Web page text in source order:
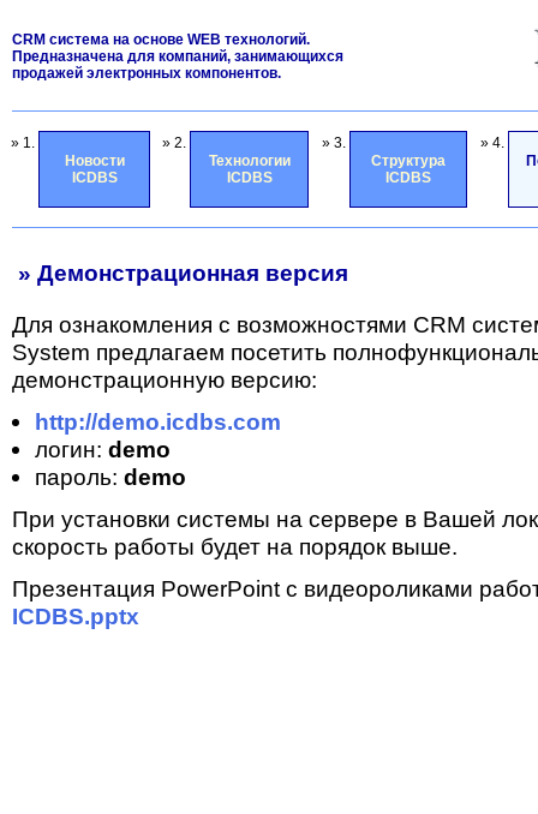
CRM система на основе WEB технологий.
Предназначена для компаний, занимающихся
продажей электронных компонентов.
» 1.
Новости
ICDBS
» 2.
Технологии
ICDBS
» 3.
Структура
ICDBS
» 4.
» Демонстрационная версия
Для ознакомления с возможностями CRM
System предлагаем посетить
демонстрационную версию:
http://demo.icdbs.com
логин: demo
пароль: demo
При установки системы на сервере в Вашей
скорость работы будет на порядок выше.
Презентация PowerPoint с видеороликами
ICDBS.pptx